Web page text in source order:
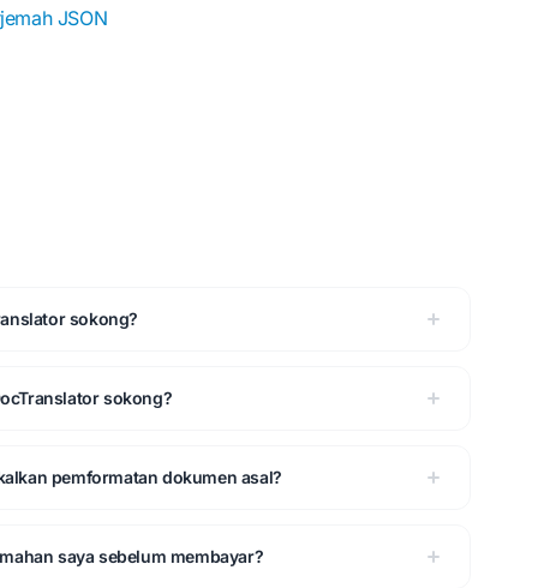
JSON
sokong?
sokong?
pemformatan dokumen asal?
saya sebelum membayar?